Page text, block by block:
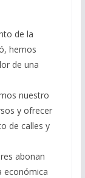
de la
hemos
de una
nuestro
y ofrecer
de calles y
abonan
económica